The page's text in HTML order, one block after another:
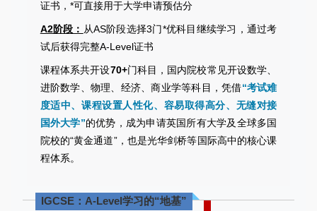
证书，*可直接用于大学申请预估分
A2阶段： 从AS阶段选择3门*优科目继续学习，通过考
试后获得完整A-Level证书
课程体系共开设70+门科目，国内院校常见开设数学、
进阶数学、物理、经济、商业学等科目，凭借“考试难
度适中、课程设置人性化、容易取得高分、无缝对接
国外大学”的优势，成为申请英国所有大学及全球多国
院校的“黄金通道”，也是光华剑桥等国际高中的核心课
程体系。
IGCSE：A-Level学习的“地基”